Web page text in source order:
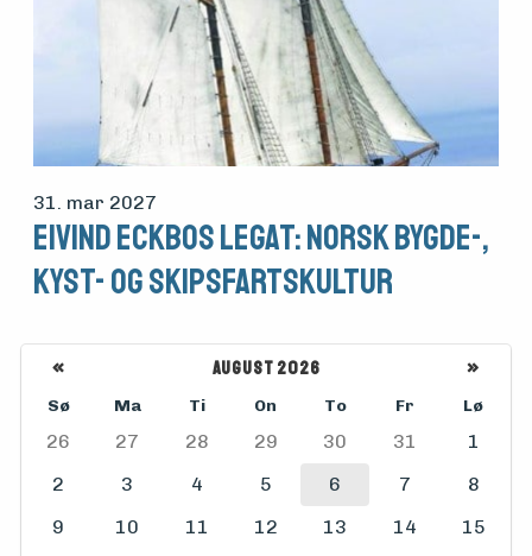
31. mar 2027
Eivind Eckbos Legat: Norsk bygde-,
kyst- og skipsfartskultur
« August 2026 »
Sø Ma Ti On To Fr Lø
26 27 28 29 30 31
1
2
3 4 5 6 7
8
9
10 11 12 13 14
15